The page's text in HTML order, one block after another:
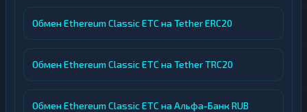
Обмен Ethereum Classic ETC на Tether ERC20
Обмен Ethereum Classic ETC на Tether TRC20
Обмен Ethereum Classic ETC на Альфа-Банк RUB